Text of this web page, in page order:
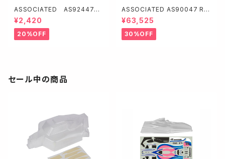
ASSOCIATED AS92447
トップシャフト【B7】
¥2,420
20%OFF
ASSOCIATED AS90047 RC
10B7.1D Team Kit（ダート路
面向）
¥63,525
30%OFF
セール中の商品